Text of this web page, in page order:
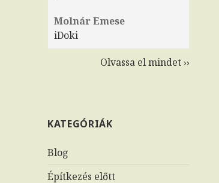
Molnár Emese
iDoki
Olvassa el mindet ››
KATEGÓRIÁK
Blog
Építkezés előtt